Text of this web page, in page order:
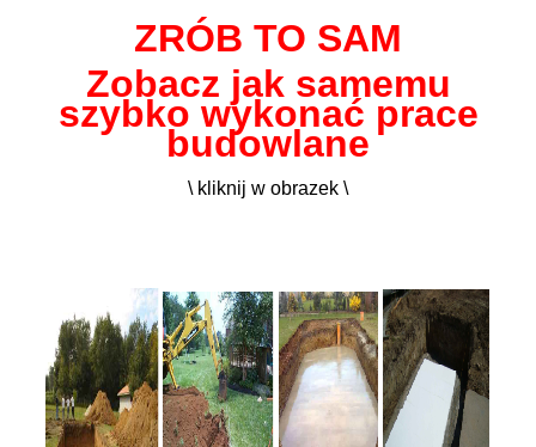
ZRÓB TO SAM
Zobacz jak samemu
szybko wykonać prace
budowlane
\ kliknij w obrazek \